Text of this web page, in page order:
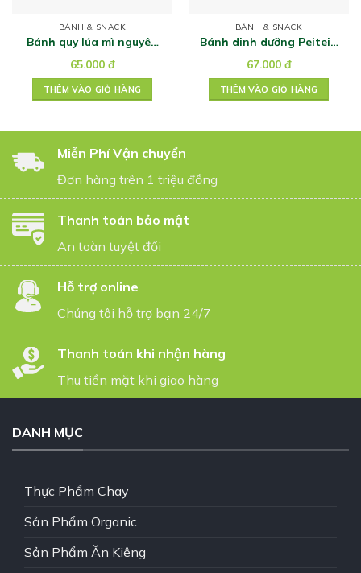
BÁNH & SNACK
Bánh quy lúa mì nguyên
65.000 đ
THÊM VÀO GIỎ HÀNG
BÁNH & SNACK
Bánh dinh dưỡng Peitein
môn 180g
67.000 đ
THÊM VÀO GIỎ HÀNG
Miễn Phí Vận chuyển
Đơn hàng trên 1 triệu đồng
Thanh toán bảo mật
An toàn tuyệt đối
Hỗ trợ online
Chúng tôi hỗ trợ bạn 24/7
Thanh toán khi nhận hàng
Thu tiền mặt khi giao hàng
DANH MỤC
Thực Phẩm Chay
Sản Phẩm Organic
Sản Phẩm Ăn Kiêng